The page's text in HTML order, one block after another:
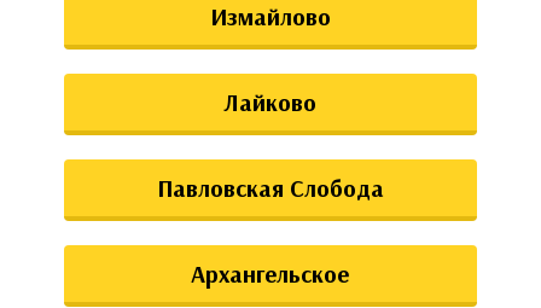
Измайлово
Лайково
Павловская Слобода
Архангельское